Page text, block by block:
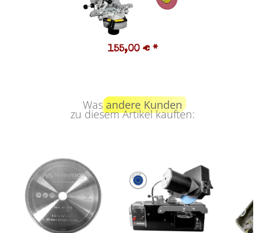
155,00 € *
Wasandere Kunden
zu diesem Artikel kauften: